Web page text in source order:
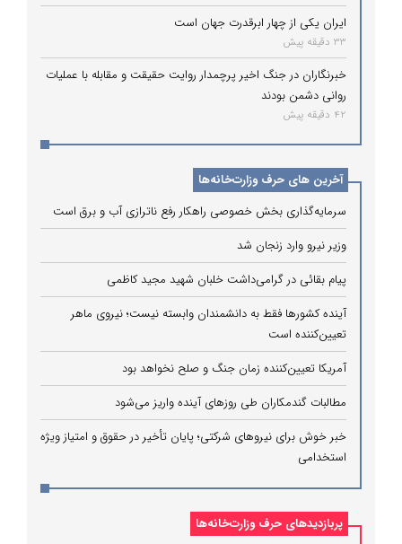
ایران یکی از چهار ابرقدرت جهان است
33 دقیقه پیش
خبرنگاران در جنگ اخیر پرچمدار روایت حقیقت و مقابله با عملیات
روانی دشمن بودند
42 دقیقه پیش
آخرین های حرف وزارت‌خانه‌ها
سرمایه‌گذاری بخش خصوصی راهکار رفع ناترازی آب و برق است
وزیر نیرو وارد زنجان شد
پیام بقائی در گرامی‌داشت خلبان شهید مجید کاظمی
آینده کشورها فقط به دانشمندان وابسته نیست؛ نیروی ماهر
تعیین‌کننده است
آمریکا تعیین‌کننده زمان جنگ و صلح نخواهد بود
مطالبات گندمکاران طی روزهای آینده واریز می‌شود
خبر خوش برای نیروهای شرکتی؛ پایان تأخیر در حقوق و امتیاز ویژه
استخدامی
پربازدیدهای حرف وزارت‌خانه‌ها